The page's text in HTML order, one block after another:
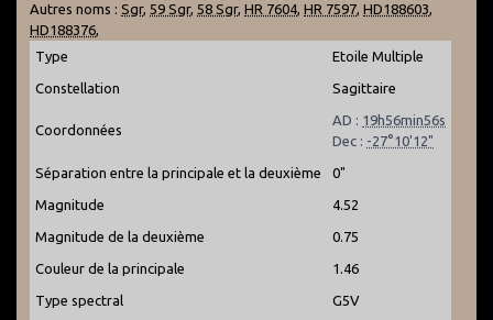
Autres noms : Sgr, 59 Sgr, 58 Sgr, HR 7604, HR 7597, HD188603,
HD188376,
Type
Etoile Multiple
Constellation Sagittaire
Coordonnées
AD : 19h56min56s
Dec : -27°10'12"
Séparation entre la principale et la deuxième 0"
Magnitude 4.52
Magnitude de la deuxième 0.75
Couleur de la principale 1.46
Type spectral G5V